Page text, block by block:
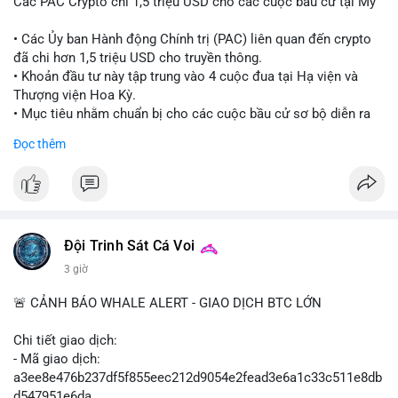
• Các Ủy ban Hành động Chính trị (PAC) liên quan đến crypto
đã chi hơn 1,5 triệu USD cho truyền thông.
• Khoản đầu tư này tập trung vào 4 cuộc đua tại Hạ viện và
Thượng viện Hoa Kỳ.
• Mục tiêu nhằm chuẩn bị cho các cuộc bầu cử sơ bộ diễn ra
#vlikevn #titanbot
Đọc thêm
Đội Trinh Sát Cá Voi
3 giờ
🚨 CẢNH BÁO WHALE ALERT - GIAO DỊCH BTC LỚN
Chi tiết giao dịch:
- Mã giao dịch:
a3ee8e476b237df5f855eec212d9054e2fead3e6a1c33c511e8db